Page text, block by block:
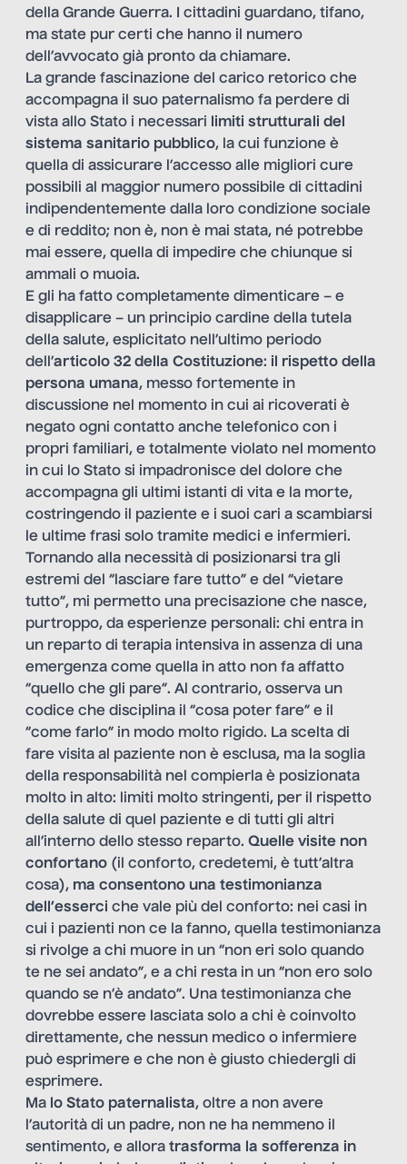
della Grande Guerra. I cittadini guardano, tifano,
ma state pur certi che hanno il numero
dell’avvocato già pronto da chiamare.
La grande fascinazione del carico retorico che
accompagna il suo paternalismo fa perdere di
vista allo Stato i necessari
limiti strutturali del
sistema sanitario pubblico, la cui funzione è
quella di assicurare l’accesso alle migliori cure
possibili al maggior numero possibile di cittadini
indipendentemente dalla loro condizione sociale
e di reddito; non è, non è mai stata, né potrebbe
mai essere, quella di impedire che chiunque si
ammali o muoia.
E gli ha fatto completamente dimenticare – e
disapplicare – un principio cardine della tutela
della salute, esplicitato nell’ultimo periodo
dell’articolo 32 della Costituzione: il
rispetto della
persona umana, messo fortemente in
discussione nel momento in cui ai ricoverati è
negato ogni contatto anche telefonico con i
propri familiari, e totalmente violato nel momento
in cui lo Stato si impadronisce del dolore che
accompagna gli ultimi istanti di vita e la morte,
costringendo il paziente e i suoi cari a scambiarsi
le ultime frasi solo tramite medici e infermieri.
Tornando alla necessità di posizionarsi tra gli
estremi del “lasciare fare tutto” e del “vietare
tutto”, mi permetto una precisazione che nasce,
purtroppo, da esperienze personali: chi entra in
un reparto di terapia intensiva in assenza di una
emergenza come quella in atto non fa affatto
“quello che gli pare”. Al contrario, osserva un
codice che disciplina il “cosa poter fare” e il
“come farlo” in modo molto rigido. La scelta di
fare visita al paziente non è esclusa, ma la soglia
della responsabilità nel compierla è posizionata
molto in alto: limiti molto stringenti, per il rispetto
della salute di quel paziente e di tutti gli altri
all’interno dello stesso reparto. Quelle visite non
confortano (il conforto, credetemi, è tutt’altra
cosa), ma consentono una testimonianza
dell’esserci che vale più del conforto: nei casi in
cui i pazienti non ce la fanno, quella testimonianza
si rivolge a chi muore in un “non eri solo quando
te ne sei andato”, e a chi resta in un “non ero solo
quando se n’è andato”. Una testimonianza che
dovrebbe essere lasciata solo a chi è coinvolto
direttamente, che nessun medico o infermiere
può esprimere e che non è giusto chiedergli di
esprimere.
Ma lo Stato paternalista, oltre a non avere
l’autorità di un padre, non ne ha nemmeno il
sentimento, e allora trasforma la sofferenza in